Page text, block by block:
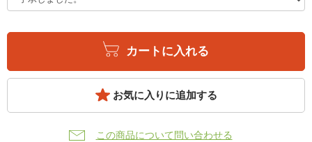
カートに入れる
お気に入りに追加する
この商品について問い合わせる